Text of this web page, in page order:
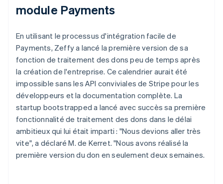
module Payments
En utilisant le processus d'intégration facile de
Payments, Zeffy a lancé la première version de sa
fonction de traitement des dons peu de temps après
la création de l'entreprise. Ce calendrier aurait été
impossible sans les API conviviales de Stripe pour les
développeurs et la documentation complète. La
startup bootstrapped a lancé avec succès sa première
fonctionnalité de traitement des dons dans le délai
ambitieux qui lui était imparti : "Nous devions aller très
vite", a déclaré M. de Kerret. "Nous avons réalisé la
première version du don en seulement deux semaines.